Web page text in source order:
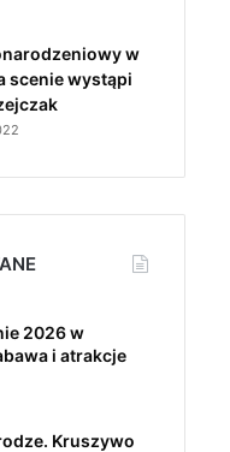
w
scenie wystąpi
2026 w
i atrakcje
Kruszywo